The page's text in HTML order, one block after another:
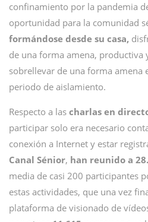
confinamiento por la pandemia
oportunidad para la comunidad
formándose desde su casa,
de una forma amena, productiva
sobrellevar de una forma amena
periodo de aislamiento.
Respecto a las charlas en
participar solo era necesario
conexión a Internet y estar
Canal Sénior, han reunido a
media de casi 200 participantes
estas actividades, que una vez
plataforma de visionado de